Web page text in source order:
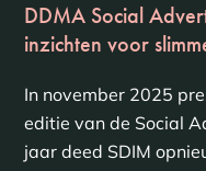
DDMA Social
inzichten voor
In november 2025
editie van de Social
jaar deed SDIM